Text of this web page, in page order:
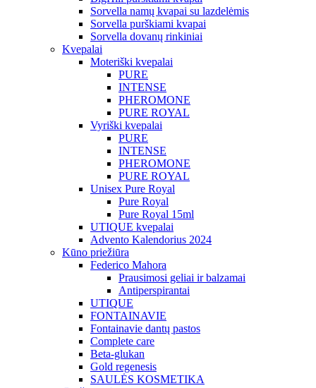
Sorvella namų kvapai su lazdelėmis
Sorvella purškiami kvapai
Sorvella dovanų rinkiniai
Kvepalai
Moteriški kvepalai
PURE
INTENSE
PHEROMONE
PURE ROYAL
Vyriški kvepalai
PURE
INTENSE
PHEROMONE
PURE ROYAL
Unisex Pure Royal
Pure Royal
Pure Royal 15ml
UTIQUE kvepalai
Advento Kalendorius 2024
Kūno priežiūra
Federico Mahora
Prausimosi geliai ir balzamai
Antiperspirantai
UTIQUE
FONTAINAVIE
Fontainavie dantų pastos
Complete care
Beta-glukan
Gold regenesis
SAULĖS KOSMETIKA